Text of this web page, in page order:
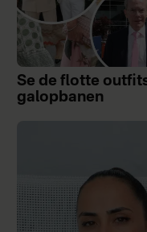
Se de flotte
galopbanen